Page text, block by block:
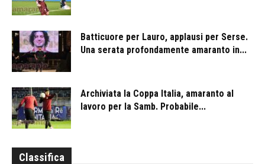
Batticuore per Lauro, applausi per Serse.
Una serata profondamente amaranto in...
Archiviata la Coppa Italia, amaranto al
lavoro per la Samb. Probabile...
Classifica